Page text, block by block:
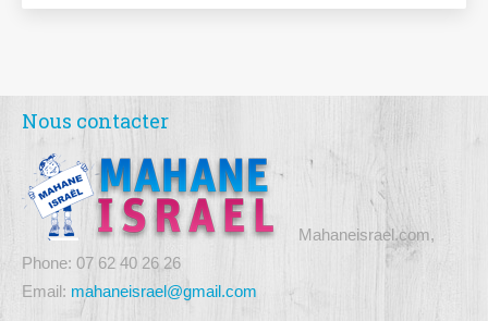
Nous contacter
Mahaneisrael.com,
Phone: 07 62 40 26 26
Email: mahaneisrael@gmail.com